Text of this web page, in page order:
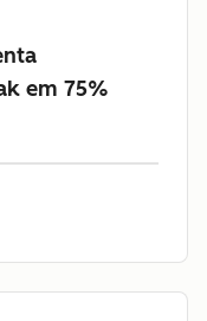
em 75%